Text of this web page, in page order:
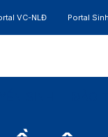
VC-NLĐ Portal